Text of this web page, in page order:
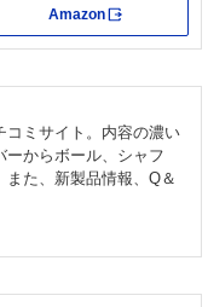
Amazon
コミサイト。内容の濃い
ーからボール、シャフ
また、新製品情報、Q＆